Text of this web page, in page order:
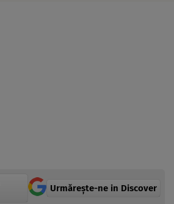
Urmărește-ne in Discover